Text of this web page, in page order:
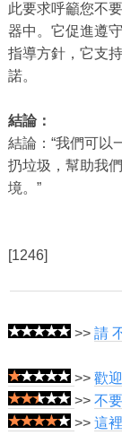
此要求呼籲您不
器中。它促進遵
指導方針，它支
諾。
結論：
結論：“我們可以
扔垃圾，幫助我
境。”
[1246]
>> 請
>> 歡
>> 不
>> 這